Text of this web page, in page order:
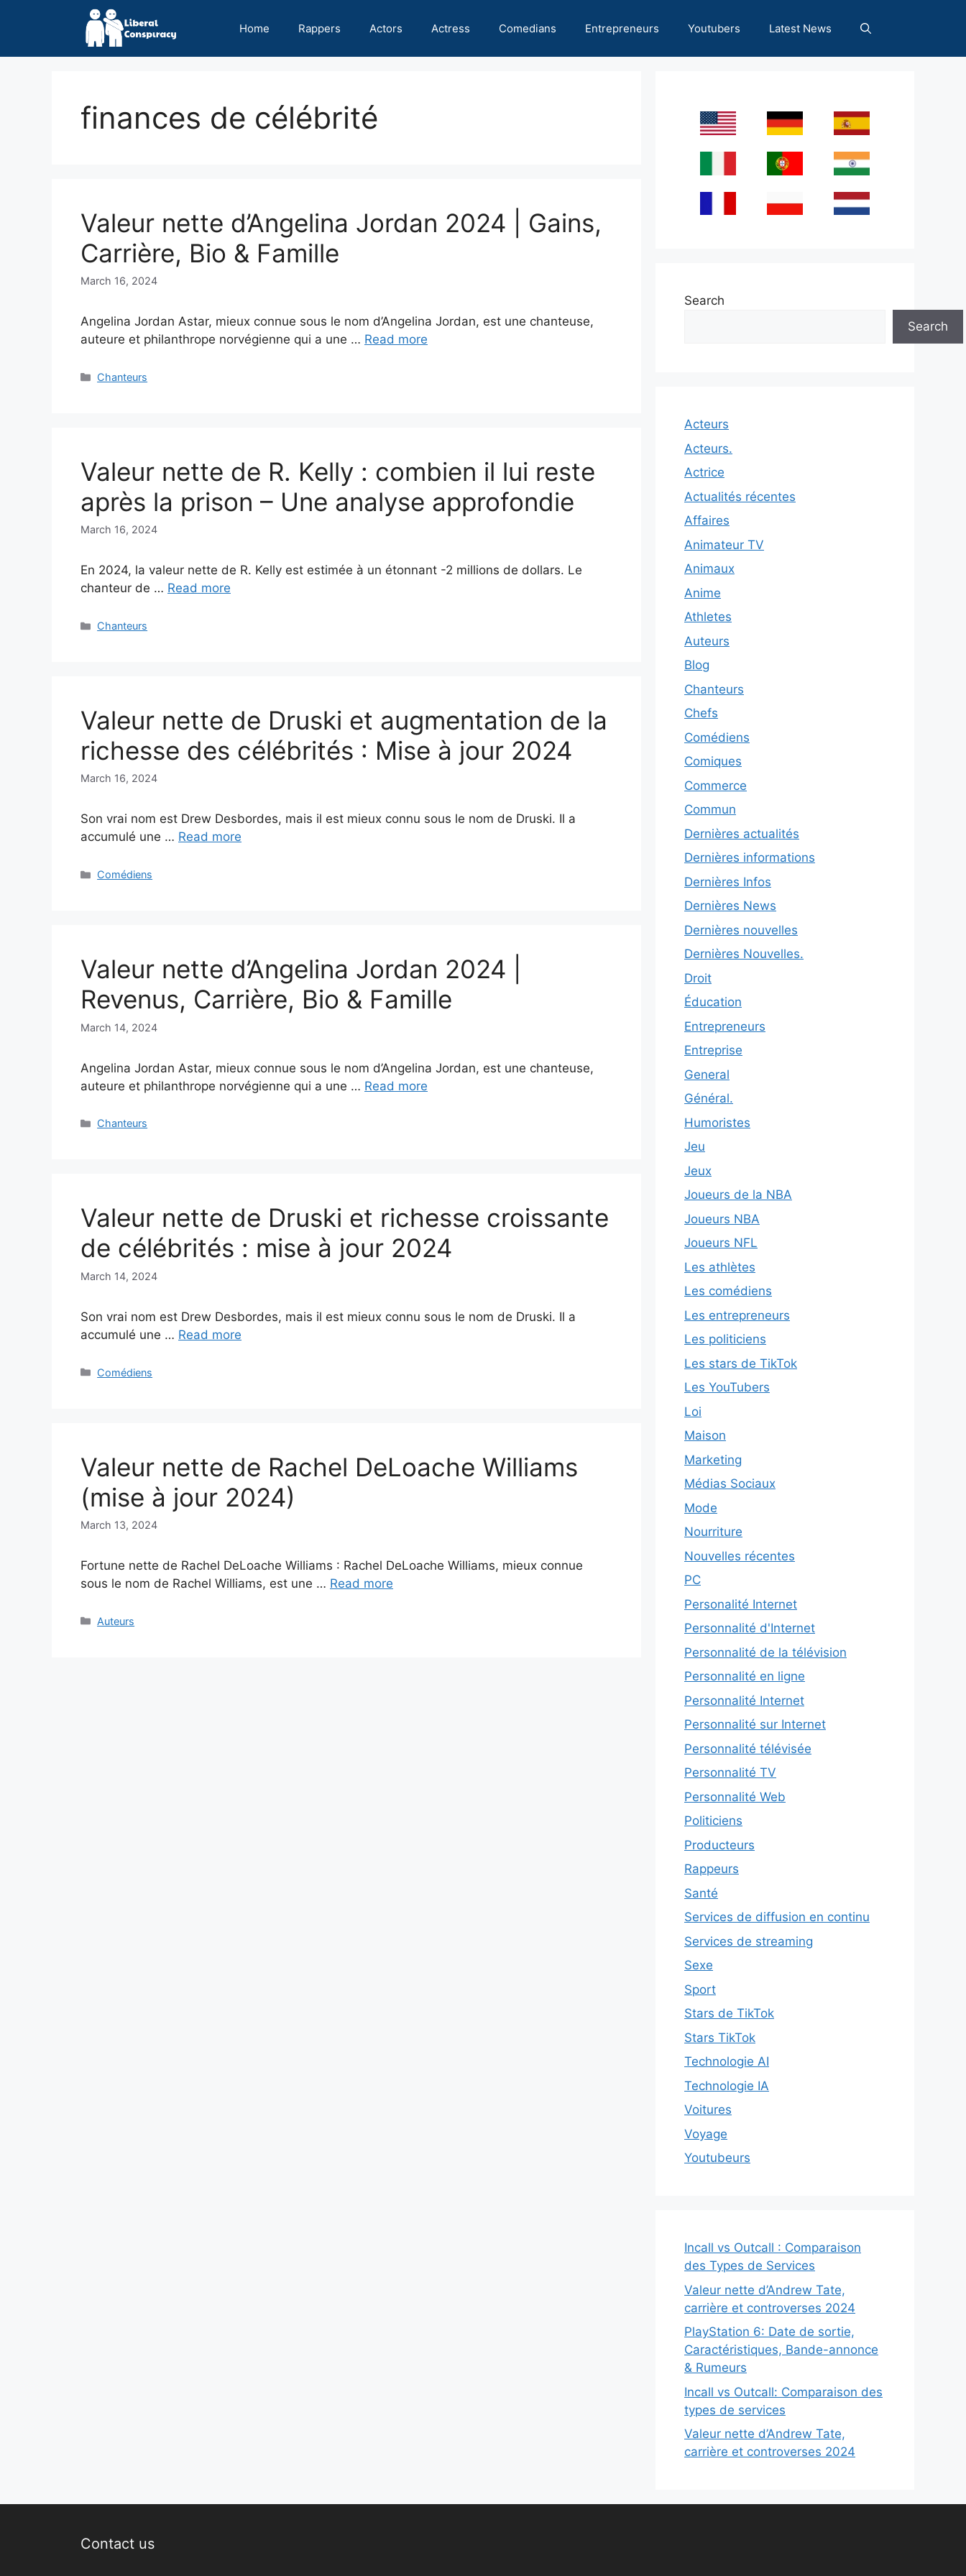
Home Rappers Actors Actress Comedians Entrepreneurs Youtubers Latest News
finances de célébrité
Valeur nette d’Angelina Jordan 2024 | Gains,
Carrière, Bio & Famille
March 16, 2024
Angelina Jordan Astar, mieux connue sous le nom d’Angelina Jordan, est une chanteuse,
auteure et philanthrope norvégienne qui a une … Read more
Categories
Chanteurs
Valeur nette de R. Kelly : combien il lui reste
après la prison – Une analyse approfondie
March 16, 2024
En 2024, la valeur nette de R. Kelly est estimée à un étonnant -2 millions de dollars. Le
chanteur de … Read more
Categories
Chanteurs
Valeur nette de Druski et augmentation de la
richesse des célébrités : Mise à jour 2024
March 16, 2024
Son vrai nom est Drew Desbordes, mais il est mieux connu sous le nom de Druski. Il a
accumulé une … Read more
Categories
Comédiens
Valeur nette d’Angelina Jordan 2024 |
Revenus, Carrière, Bio & Famille
March 14, 2024
Angelina Jordan Astar, mieux connue sous le nom d’Angelina Jordan, est une chanteuse,
auteure et philanthrope norvégienne qui a une … Read more
Categories
Chanteurs
Valeur nette de Druski et richesse croissante
de célébrités : mise à jour 2024
March 14, 2024
Son vrai nom est Drew Desbordes, mais il est mieux connu sous le nom de Druski. Il a
accumulé une … Read more
Categories
Comédiens
Valeur nette de Rachel DeLoache Williams
(mise à jour 2024)
March 13, 2024
Fortune nette de Rachel DeLoache Williams : Rachel DeLoache Williams, mieux connue
sous le nom de Rachel Williams, est une … Read more
Categories
Auteurs
Search
Search
Acteurs
Acteurs.
Actrice
Actualités récentes
Affaires
Animateur TV
Animaux
Anime
Athletes
Auteurs
Blog
Chanteurs
Chefs
Comédiens
Comiques
Commerce
Commun
Dernières actualités
Dernières informations
Dernières Infos
Dernières News
Dernières nouvelles
Dernières Nouvelles.
Droit
Éducation
Entrepreneurs
Entreprise
General
Général.
Humoristes
Jeu
Jeux
Joueurs de la NBA
Joueurs NBA
Joueurs NFL
Les athlètes
Les comédiens
Les entrepreneurs
Les politiciens
Les stars de TikTok
Les YouTubers
Loi
Maison
Marketing
Médias Sociaux
Mode
Nourriture
Nouvelles récentes
PC
Personalité Internet
Personnalité d'Internet
Personnalité de la télévision
Personnalité en ligne
Personnalité Internet
Personnalité sur Internet
Personnalité télévisée
Personnalité TV
Personnalité Web
Politiciens
Producteurs
Rappeurs
Santé
Services de diffusion en continu
Services de streaming
Sexe
Sport
Stars de TikTok
Stars TikTok
Technologie AI
Technologie IA
Voitures
Voyage
Youtubeurs
Incall vs Outcall : Comparaison
des Types de Services
Valeur nette d’Andrew Tate,
carrière et controverses 2024
PlayStation 6: Date de sortie,
Caractéristiques, Bande-annonce
& Rumeurs
Incall vs Outcall: Comparaison des
types de services
Valeur nette d’Andrew Tate,
carrière et controverses 2024
Contact us